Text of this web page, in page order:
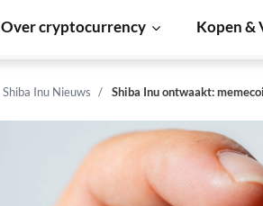
Over cryptocurrency Kopen &
Shiba Inu Nieuws Shiba Inu ontwaakt: